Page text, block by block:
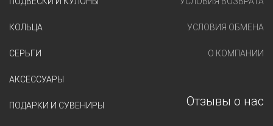
КОЛЬЦА
СЕРЬГИ
АКСЕССУАРЫ
ПОДАРКИ И СУВЕНИРЫ
УСЛОВИЯ ОБМЕНА
О КОМПАНИИ
Отзывы о нас